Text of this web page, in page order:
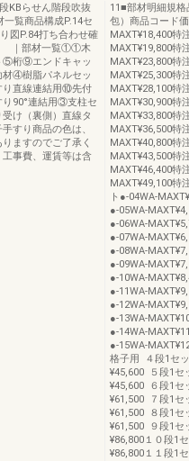
KBらせん階段吹抜
覧商品構成P.14セ
図P.84打ち合わせ確
｜部材一覧①①木
⑤桁⑨エンドキャッ
④樹脂パネルセッ
り直線連結用⑩先付
90°連結用③支柱セ
け（裏側）直線タ
すり商品の色は、
ますのでご了承く
事費、運賃等は含
11■部材明細規
包）商品コード
MAXT¥18,400特
MAXT¥19,800特
MAXT¥23,800特
MAXT¥25,300特
MAXT¥28,100特
MAXT¥30,900特
MAXT¥33,800特
MAXT¥36,500特
MAXT¥40,800特
MAXT¥43,500特
MAXT¥46,400特
MAXT¥49,100特
ト●-04WA-
●-05WA-
●-06WA-
●-07WA-
●-08WA-
●-09WA-
●-10WA-
●-11WA-
●-12WA-
●-13WA-
●-14WA-
●-15WA-
格子用 ４段1セ
¥45,600 ５段1セ
¥45,600 ６段1セ
¥61,500 ７段1セ
¥61,500 ８段1セ
¥61,500 ９段1セ
¥86,800１０段1
¥86,800１１段1